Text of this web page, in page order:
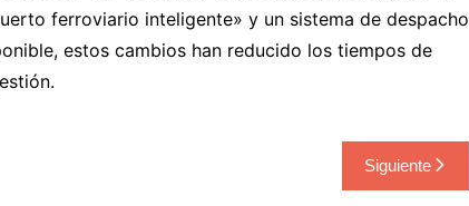
ferroviario inteligente» y un sistema de despacho
estos cambios han reducido los tiempos de
Siguiente